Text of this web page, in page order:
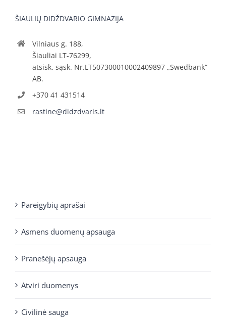
ŠIAULIŲ DIDŽDVARIO GIMNAZIJA
Vilniaus g. 188,
Šiauliai LT-76299,
atsisk. sąsk. Nr.LT507300010002409897 „Swedbank“
AB.
+370 41 431514
rastine@didzdvaris.lt
Pareigybių aprašai
Asmens duomenų apsauga
Pranešėjų apsauga
Atviri duomenys
Civilinė sauga